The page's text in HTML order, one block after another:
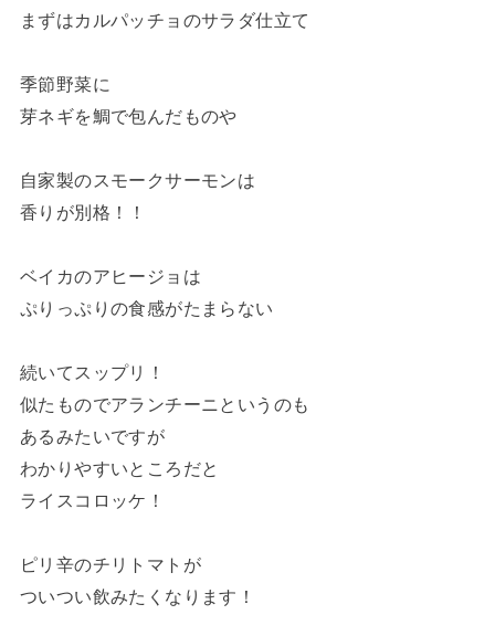
まずはカルパッチョのサラダ仕立て
季節野菜に
芽ネギを鯛で包んだものや
自家製のスモークサーモンは
香りが別格！！
ベイカのアヒージョは
ぷりっぷりの食感がたまらない
続いてスップリ！
似たものでアランチーニというのも
あるみたいですが
わかりやすいところだと
ライスコロッケ！
ピリ辛のチリトマトが
ついつい飲みたくなります！